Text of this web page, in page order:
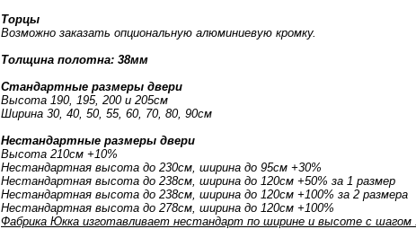
Торцы
Возможно заказать опциональную алюминиевую кромку.
Толщина полотна: 38мм
Стандартные размеры двери
Высота 190, 195, 200 и 205см
Ширина 30, 40, 50, 55, 60, 70, 80, 90см
Нестандартные размеры двери
Высота 210см +10%
Нестандартная высота до 230см, ширина до 95см +30%
Нестандартная высота до 238см, ширина до 120см +50% за 1 размер
Нестандартная высота до 238см, ширина до 120см +100% за 2 размера
Нестандартная высота до 278см, ширина до 120см +100%
Фабрика Юкка изготавливает нестандарт по ширине и высоте с шагом